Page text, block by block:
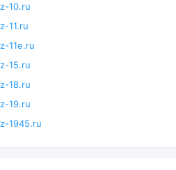
z-10.ru
z-11.ru
z-11e.ru
z-15.ru
z-18.ru
z-19.ru
z-1945.ru